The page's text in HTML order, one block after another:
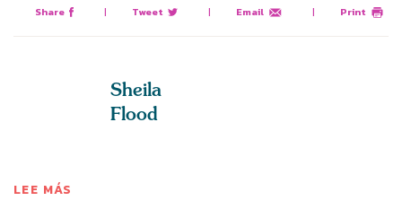
Share | Tweet | Email | Print
Sheila
Flood
LEE MÁS